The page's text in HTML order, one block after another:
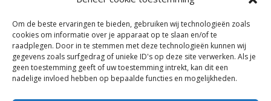
Om de beste ervaringen te bieden, gebruiken wij technologieën zoals
cookies om informatie over je apparaat op te slaan en/of te
raadplegen. Door in te stemmen met deze technologieën kunnen wij
gegevens zoals surfgedrag of unieke ID's op deze site verwerken. Als je
geen toestemming geeft of uw toestemming intrekt, kan dit een
nadelige invloed hebben op bepaalde functies en mogelijkheden.
Disclaimer & Copyright